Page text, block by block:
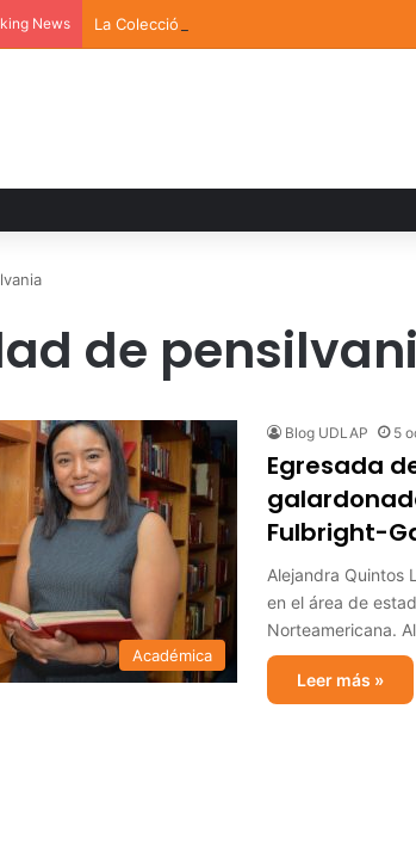
News La Colección de Arte UDLAP fortalece su
de
Académica
Blog UDLAP 5
Egresada
Fulbright-
Alejandra Quintos
en el área de
Norteamericana.
Leer más »